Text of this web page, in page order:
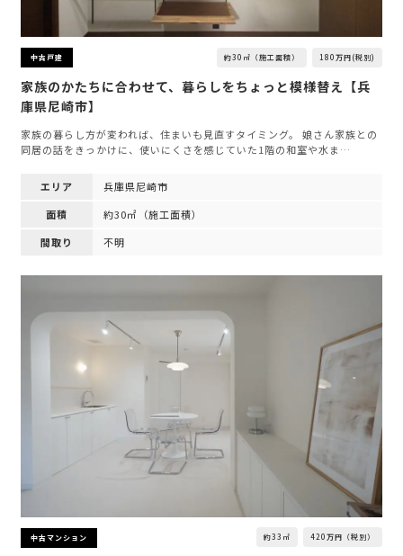
中古戸建 約30㎡（施工面積） 180万円(税別)
家族のかたちに合わせて、暮らしをちょっと模様替え【兵
庫県尼崎市】
家族の暮らし方が変われば、住まいも見直すタイミング。 娘さん家族との
同居の話をきっかけに、使いにくさを感じていた1階の和室や水ま…
エリア
兵庫県尼崎市
面積
約30㎡（施工面積）
間取り
不明
中古マンション 約33㎡ 420万円（税別）